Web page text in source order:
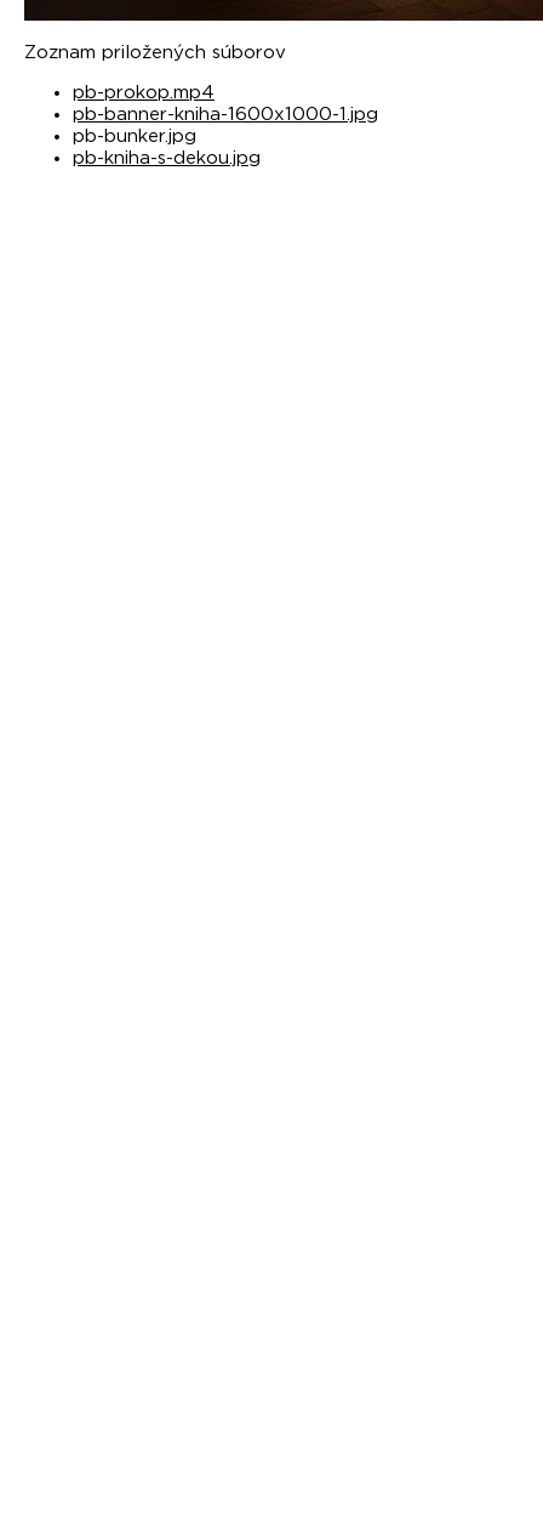
Zoznam priložených súborov
pb-prokop.mp4
pb-banner-kniha-1600x1000-1.jpg
pb-bunker.jpg
pb-kniha-s-dekou.jpg